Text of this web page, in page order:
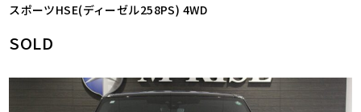
スポーツHSE(ディーゼル258PS) 4WD
SOLD